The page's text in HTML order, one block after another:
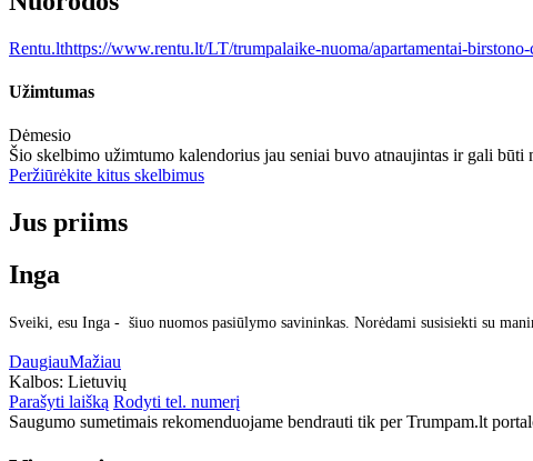
Rentu.lthttps://www.rentu.lt/LT/trumpalaike-nuoma/apartamentai-
Užimtumas
Dėmesio
Šio skelbimo užimtumo kalendorius jau seniai buvo atnaujintas ir gali būti
Peržiūrėkite kitus skelbimus
Jus priims
Inga
Sveiki, esu Inga - šiuo nuomos pasiūlymo savininkas. Norėdami susisiekti su
DaugiauMažiau
Kalbos: Lietuvių
Parašyti laišką Rodyti tel. numerį
Saugumo sumetimais rekomenduojame bendrauti tik per Trumpam.lt